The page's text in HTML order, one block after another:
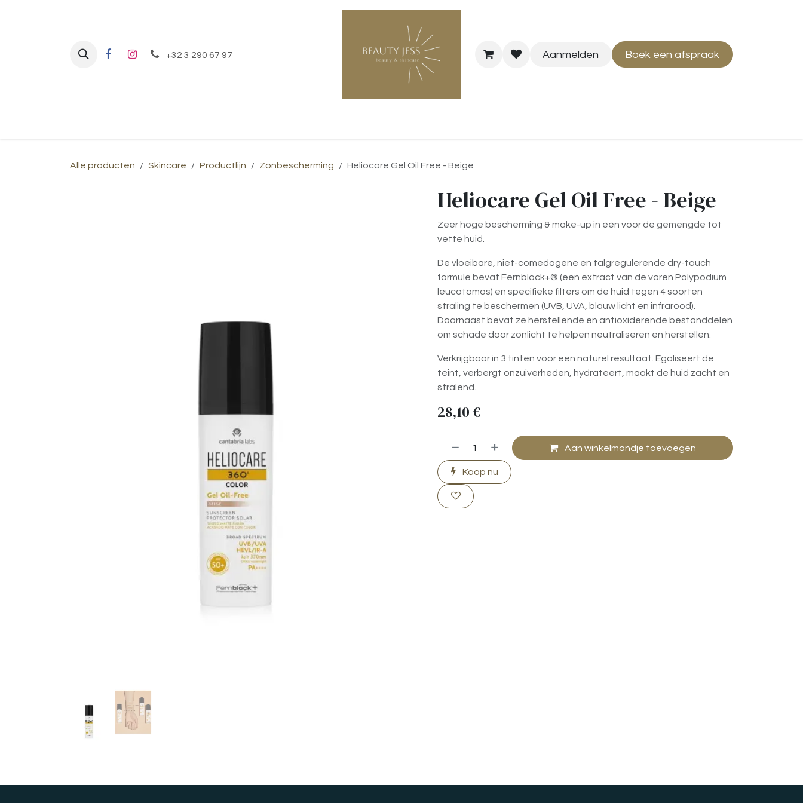
+32 3 290 67 97 Aanmelden Boek een afspraak
Alle producten Skincare Productlijn Zonbescherming Heliocare Gel Oil Free - Beige
Heliocare Gel Oil Free - Beige
Zeer hoge bescherming & make-up in één voor de gemengde tot
vette huid.
De vloeibare, niet-comedogene en talgregulerende dry-touch
formule bevat Fernblock+® (een extract van de varen Polypodium
leucotomos) en specifieke filters om de huid tegen 4 soorten
straling te beschermen (UVB, UVA, blauw licht en infrarood).
Daarnaast bevat ze herstellende en antioxiderende bestanddelen
om schade door zonlicht te helpen neutraliseren en herstellen.
Verkrijgbaar in 3 tinten voor een naturel resultaat. Egaliseert de
teint, verbergt onzuiverheden, hydrateert, maakt de huid zacht en
stralend.
28,10€
Aan winkelmandje toevoegen
Koop nu